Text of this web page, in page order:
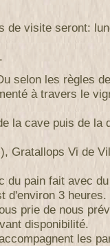
de visite seront:
selon les règles
à travers le
la cave puis de la
Gratallops Vi de
du pain fait avec
d'environ 3 heures.
prie de nous
disponibilité.
les